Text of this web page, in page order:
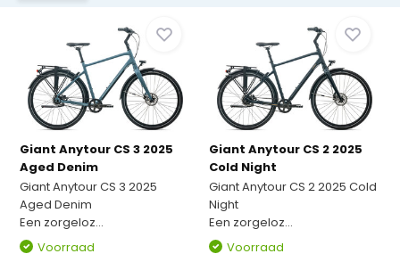
Giant Anytour CS 3 2025
Aged Denim
Giant Anytour CS 3 2025
Aged Denim
Een zorgeloz...
Voorraad
Giant Anytour CS 2 2025
Cold Night
Giant Anytour CS 2 2025 Cold
Night
Een zorgeloz...
Voorraad